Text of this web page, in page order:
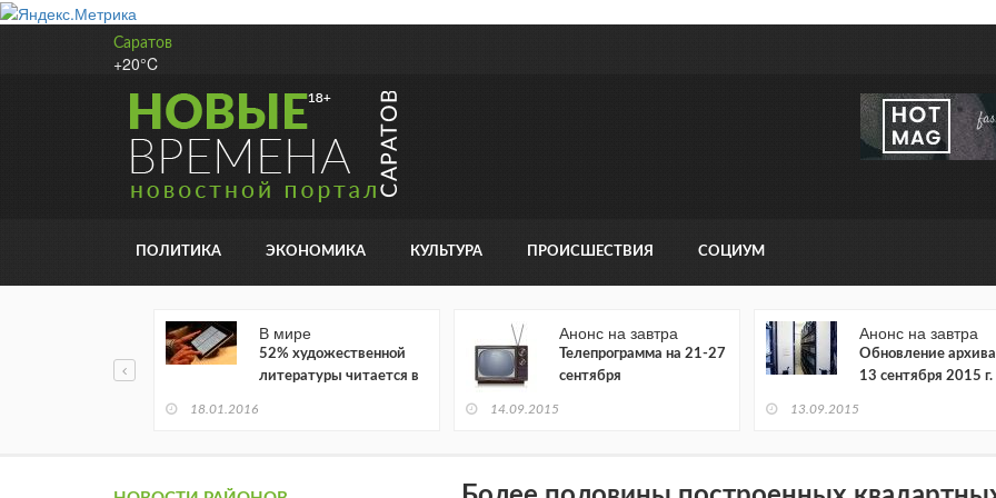
Саратов
+20°C
ПОЛИТИКА ЭКОНОМИКА КУЛЬТУРА ПРОИСШЕСТВИЯ СОЦИУМ
В мире
52% художественной
литературы читается в
18.01.2016
Анонс на завтра
Телепрограмма на 21-27
сентября
14.09.2015
Анонс на завтра
Обновление архива
13 сентября 2015 г.
13.09.2015